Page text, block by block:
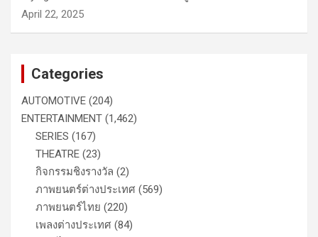
April 22, 2025
Categories
AUTOMOTIVE (204)
ENTERTAINMENT (1,462)
SERIES (167)
THEATRE (23)
กิจกรรมชิงรางวัล (2)
ภาพยนตร์ต่างประเทศ (569)
ภาพยนตร์ไทย (220)
เพลงต่างประเทศ (84)